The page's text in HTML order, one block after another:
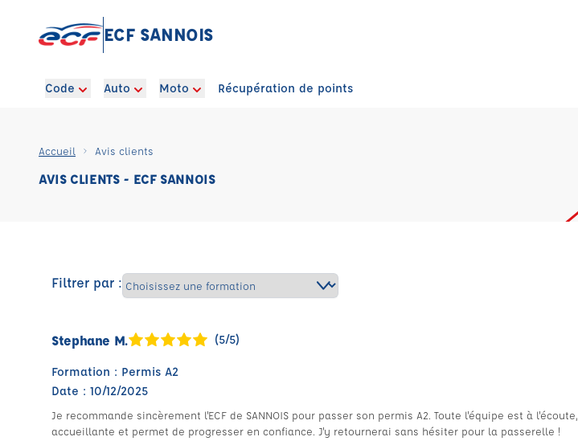
ECF SANNOIS
Code Auto Moto Récupération de points
Accueil Avis clients
AVIS CLIENTS - ECF SANNOIS
Filtrer par :
Stephane M. (5/5)
Formation : Permis A2
Date : 10/12/2025
Je recommande sincèrement l'ECF de SANNOIS pour passer son permis A2. Toute l'équipe est à l'écoute,
accueillante et permet de progresser en confiance. J'y retournerai sans hésiter pour la passerelle !